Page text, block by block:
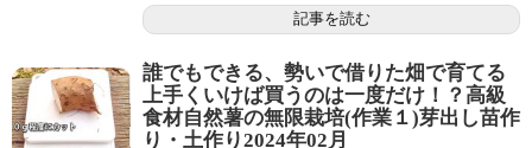
記事を読む
誰でもできる、勢いで借りた畑で育てる
上手くいけば買うのは一度だけ！？高級
食材自然薯の無限栽培(作業１)芽出し苗作
り・土作り2024年02月